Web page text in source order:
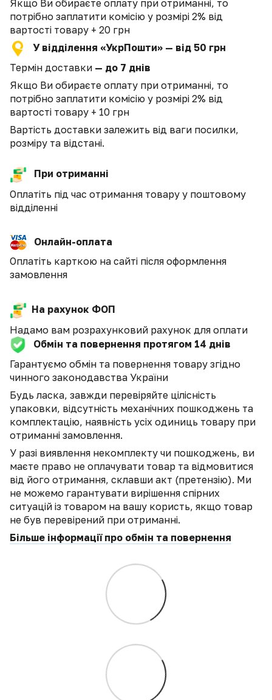
Якщо Ви обираєте оплату при отриманні, то
потрібно заплатити комісію у розмірі 2% від
вартості товару + 20 грн
У відділення «УкрПошти» — від 50 грн
Термін доставки — до 7 днів
Якщо Ви обираєте оплату при отриманні, то
потрібно заплатити комісію у розмірі 2% від
вартості товару + 10 грн
Вартість доставки залежить від ваги посилки,
розміру та відстані.
При отриманні
Оплатіть під час отримання товару у поштовому
відділенні
Онлайн-оплата
Оплатіть карткою на сайті після оформлення
замовлення
На рахунок ФОП
Надамо вам розрахунковий рахунок для оплати
Обмін та повернення протягом 14 днів
Гарантуємо обмін та повернення товару згідно
чинного законодавства України
Будь ласка, завжди перевіряйте цілісність
упаковки, відсутність механічних пошкоджень та
комплектацію, наявність усіх одиниць товару при
отриманні замовлення.
У разі виявлення некомплекту чи пошкоджень, ви
маєте право не оплачувати товар та відмовитися
від його отримання, склавши акт (претензію). Ми
не можемо гарантувати вирішення спірних
ситуацій із товаром на вашу користь, якщо товар
не був перевірений при отриманні.
Більше інформації про обмін та повернення